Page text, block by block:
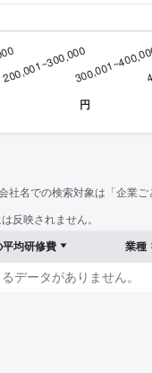
社名での検索対象は「企業
反映されません。
均研修費 業種
データがありません。